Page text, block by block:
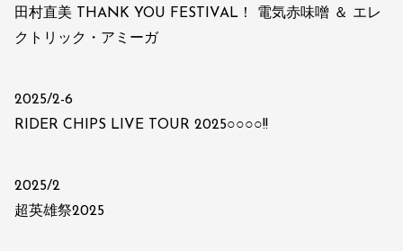
田村直美 THANK YOU FESTIVAL！ 電気赤味噌 ＆ エレ
クトリック・アミーガ
2025/2-6
RIDER CHIPS LIVE TOUR 2025○○○○!!
2025/2
超英雄祭2025